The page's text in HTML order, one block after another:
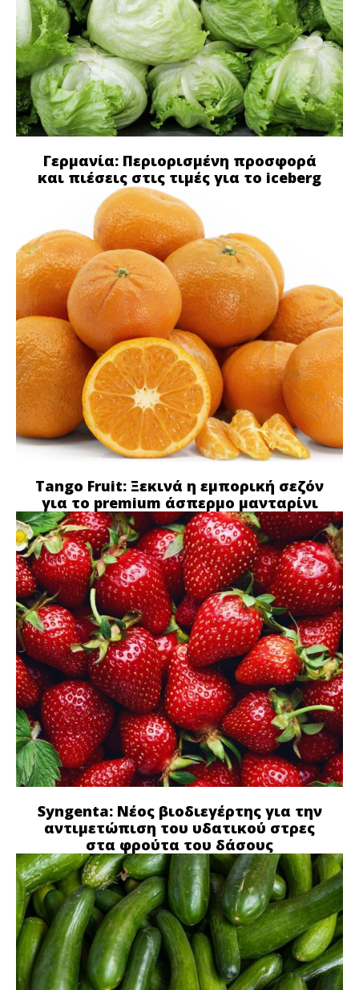
Γερμανία: Περιορισμένη προσφορά
και πιέσεις στις τιμές για το iceberg
Tango Fruit: Ξεκινά η εμπορική σεζόν
για το premium άσπερμο μανταρίνι
Syngenta: Νέος βιοδιεγέρτης για την
αντιμετώπιση του υδατικού στρες
στα φρούτα του δάσους